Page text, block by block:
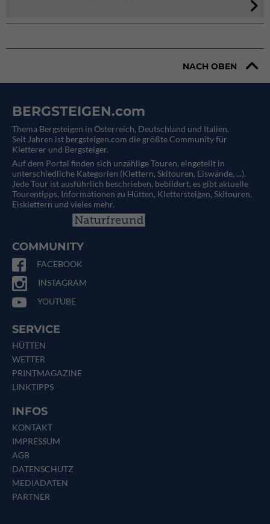
NACH OBEN
BERGSTEIGEN.com
Thema Bergsteigen in Österreich, Deutschland und Italien.
Seit Jahren ist bergsteigen.com die größte Community für
Kletterer und Bergsteiger.
Auf dem Portal finden sich unzählige Touren, eingeteilt in
unterschiedliche Kategorien (Klettern, Skitouren, Eiswände, ...).
Jede Tour ist ausführlich beschrieben, bebildert, es gibt aktuelle
Tourentipps, Informationen zu Hütten, Klettersteigen, Skitouren,
Eisklettern und vieles mehr.
COMMUNITY
FACEBOOK
INSTAGRAM
YOUTUBE
SERVICE
HÜTTEN
WETTER
PRINTMAGAZINE
LINKTIPPS
INFOS
KONTAKT
IMPRESSUM
AGB
DATENSCHUTZ
MEDIADATEN
PARTNER